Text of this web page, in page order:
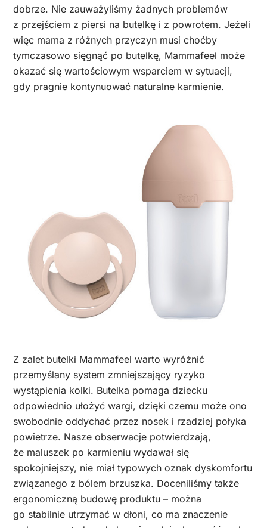
dobrze. Nie zauważyliśmy żadnych problemów
z przejściem z piersi na butelkę i z powrotem. Jeżeli
więc mama z różnych przyczyn musi choćby
tymczasowo sięgnąć po butelkę, Mammafeel może
okazać się wartościowym wsparciem w sytuacji,
gdy pragnie kontynuować naturalne karmienie.
Z zalet butelki Mammafeel warto wyróżnić
przemyślany system zmniejszający ryzyko
wystąpienia kolki. Butelka pomaga dziecku
odpowiednio ułożyć wargi, dzięki czemu może ono
swobodnie oddychać przez nosek i rzadziej połyka
powietrze. Nasze obserwacje potwierdzają,
że maluszek po karmieniu wydawał się
spokojniejszy, nie miał typowych oznak dyskomfortu
związanego z bólem brzuszka. Doceniliśmy także
ergonomiczną budowę produktu – można
go stabilnie utrzymać w dłoni, co ma znaczenie